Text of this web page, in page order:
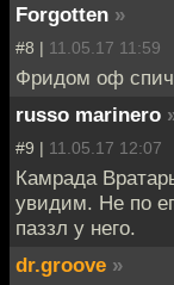
Forgotten »
#8 | 11.05.17 11:59
Фридом оф
russo marinero
#9 | 11.05.17 12:07
Камрада
увидим. Не по
паззл у него.
dr.groove »